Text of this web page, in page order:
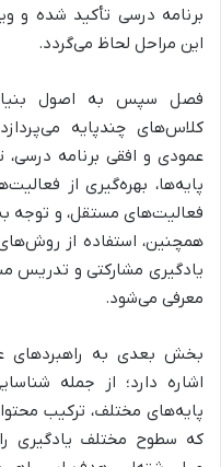
برنامه درسی تأکید شده و
این مراحل لحاظ می‌گردد.
فصل سپس به اصول
کلاس‌های چندپایه
عمودی و افقی برنامه
پایه‌ها، بهره‌گیری از
فعالیت‌های مستقل، و توجه
همچنین، استفاده از
یادگیری مشارکتی و تدریس
معرفی می‌شود.
بخش بعدی به راهبردهای
اشاره دارد؛ از جمله
پایه‌های مختلف، ترکیب
که سطوح مختلف یادگیری